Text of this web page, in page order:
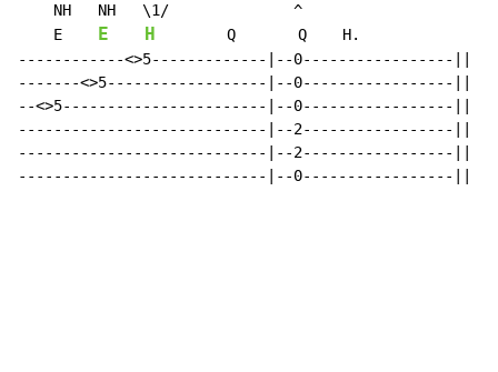
    NH   NH   \1/              ^
    E
E H
        Q       Q    H.
------------<>5-------------|--0-----------------||
-------<>5------------------|--0-----------------||
--<>5-----------------------|--0-----------------||
----------------------------|--2-----------------||
----------------------------|--2-----------------||
----------------------------|--0-----------------||